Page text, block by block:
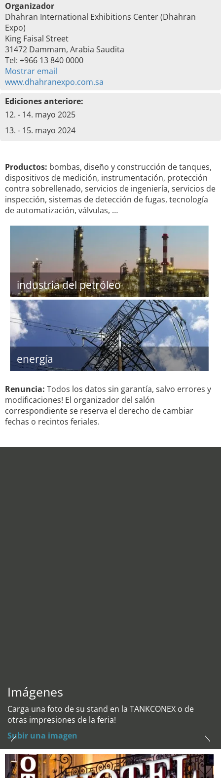
Organizador
Dhahran International Exhibitions Center (Dhahran
Expo)
King Faisal Street
31472 Dammam, Arabia Saudita
Tel: +966 13 840 0000
Mostrar email
www.dhahranexpo.com.sa
Ediciones anteriore:
12. - 14. mayo 2025
13. - 15. mayo 2024
Productos: bombas, diseño y construcción de tanques,
dispositivos de medición, instrumentación, protección
contra sobrellenado, servicios de ingeniería, servicios de
inspección, sistemas de detección de fugas, tecnología
de automatización, válvulas, …
industria del petróleo
energía
Renuncia: Todos los datos sin garantía, salvo errores y
modificaciones! El organizador del salón
correspondiente se reserva el derecho de cambiar
fechas o recintos feriales.
Imágenes
Carga una foto de su stand en la TANKCONEX o de
otras impresiones de la feria!
Subir una imagen